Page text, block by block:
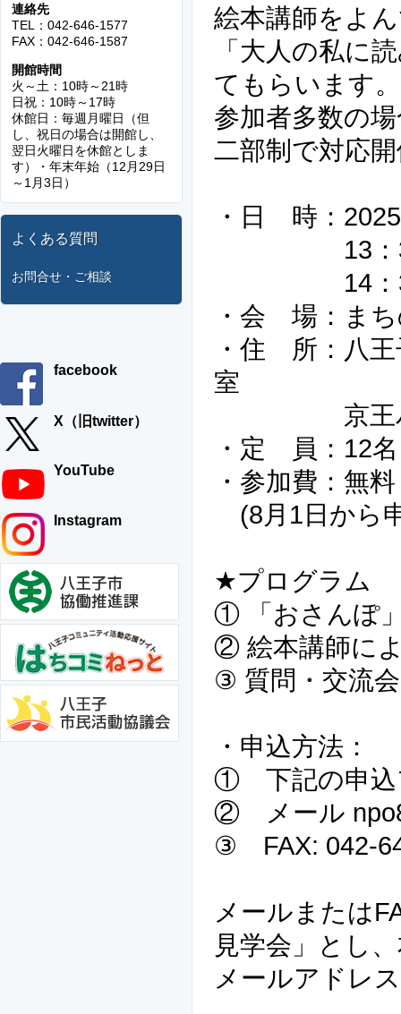
連絡先
TEL：042-646-1577
FAX：042-646-1587
開館時間
火～土：10時～21時
日祝：10時～17時
休館日：毎週月曜日（但
し、祝日の場合は開館し、
翌日火曜日を休館としま
す）・年末年始（12月29日
～1月3日）
よくある質問
お問合せ・ご相談
facebook
X（旧twitter）
YouTube
Instagram
絵本講師をよ
「大人の私に
てもらいます。
参加者多数の
二部制で対応
・日 時：
13：30
14：30
・会 場：ま
・住 所：八
室
京王バス
・定 員：12名
・参加費：無料
(8月1日から
★プログラム
① 「おさんぽ
② 絵本講師に
③ 質問・交流会
・申込方法：
① 下記の申込
② メール
③ FAX: 042-
メールまたは
見学会」とし
メールアドレ